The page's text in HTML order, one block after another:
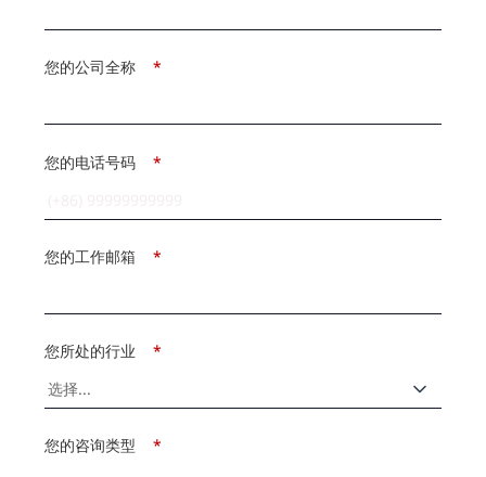
*
您的公司全称
*
您的电话号码
*
您的工作邮箱
*
您所处的行业
*
您的咨询类型